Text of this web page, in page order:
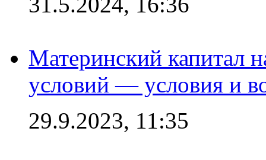
Материнский капитал
условий — условия и
29.9.2023, 11:35